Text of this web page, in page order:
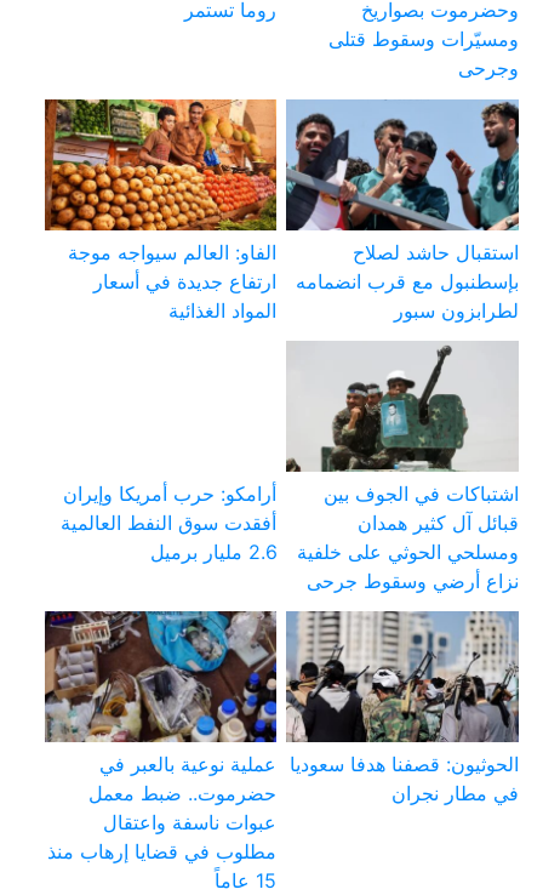
وحضرموت بصواريخ
ومسيّرات وسقوط قتلى
وجرحى
روما تستمر
استقبال حاشد لصلاح
بإسطنبول مع قرب انضمامه
لطرابزون سبور
الفاو: العالم سيواجه موجة
ارتفاع جديدة في أسعار
المواد الغذائية
اشتباكات في الجوف بين
قبائل آل كثير همدان
ومسلحي الحوثي على خلفية
نزاع أرضي وسقوط جرحى
أرامكو: حرب أمريكا وإيران
أفقدت سوق النفط العالمية
2.6 مليار برميل
الحوثيون: قصفنا هدفا سعوديا
في مطار نجران
عملية نوعية بالعبر في
حضرموت.. ضبط معمل
عبوات ناسفة واعتقال
مطلوب في قضايا إرهاب منذ
15 عاماً